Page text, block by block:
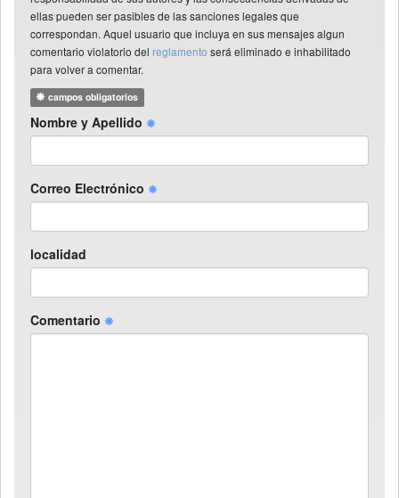
ellas pueden ser pasibles de las sanciones legales que
correspondan. Aquel usuario que incluya en sus mensajes algun
comentario violatorio del reglamento será eliminado e inhabilitado
para volver a comentar.
campos obligatorios
Nombre y Apellido
Correo Electrónico
localidad
Comentario